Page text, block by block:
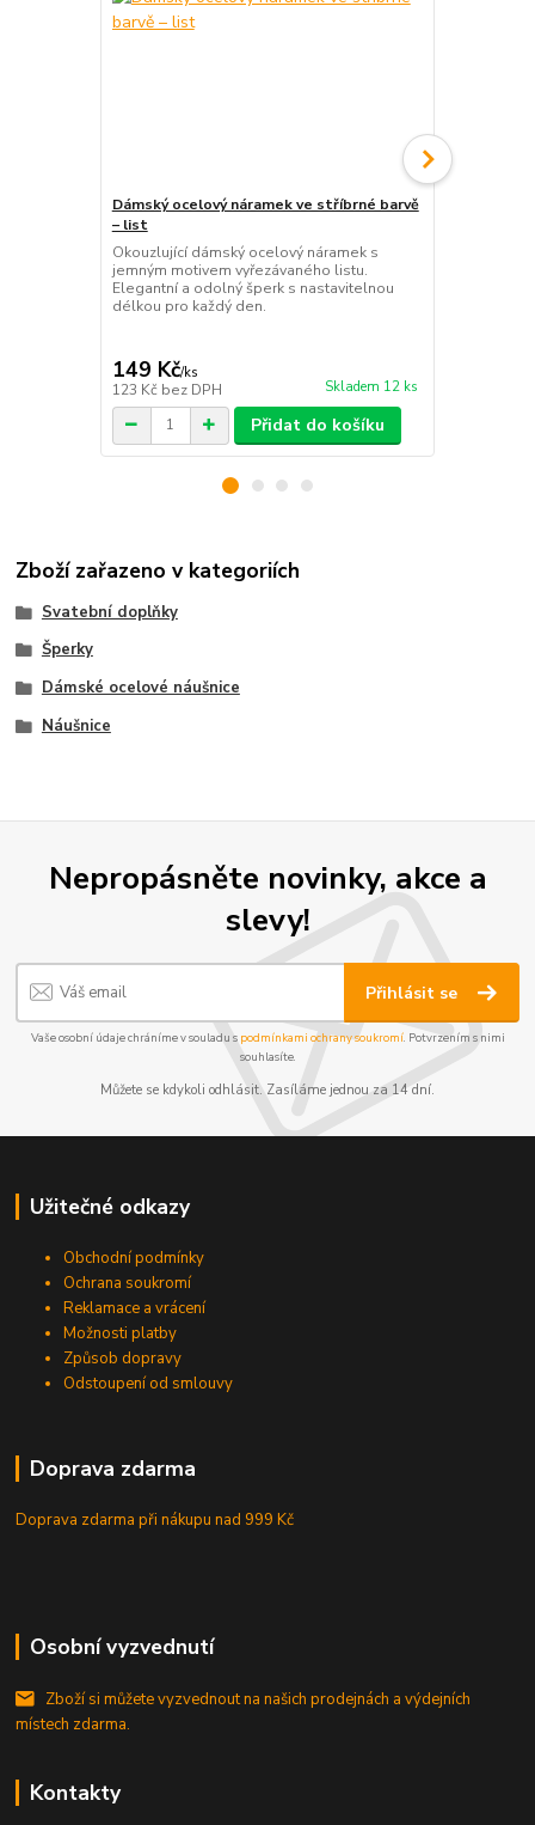
Dámský ocelový náramek ve stříbrné barvě
– list
Okouzlující dámský ocelový náramek s
jemným motivem vyřezávaného listu.
Elegantní a odolný šperk s nastavitelnou
délkou pro každý den.
149 Kč/ks
123 Kč bez DPH Skladem 12 ks
Přidat do košíku
Zboží zařazeno v kategoriích
Svatební doplňky
Šperky
Dámské ocelové náušnice
Náušnice
Nepropásněte novinky, akce a
slevy!
Přihlásit se
Vaše osobní údaje chráníme v souladu s podmínkami ochrany soukromí. Potvrzením s nimi
souhlasíte.
Můžete se kdykoli odhlásit. Zasíláme jednou za 14 dní.
Užitečné odkazy
Obchodní podmínky
Ochrana soukromí
Reklamace a vrácení
Možnosti platby
Způsob dopravy
Odstoupení od smlouvy
Doprava zdarma
Doprava zdarma při nákupunad 999 Kč
Osobní vyzvednutí
Zboží si můžete vyzvednout na našich prodejnách a výdejních
místech zdarma.
Kontakty